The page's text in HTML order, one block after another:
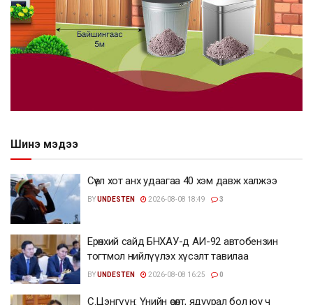
Шинэ мэдээ
Сөүл хот анх удаагаа 40 хэм давж халжээ
BYUNDESTEN 2026-08-08 18:49 3
Ерөнхий сайд БНХАУ-д АИ-92 автобензин
тогтмол нийлүүлэх хүсэлт тавилаа
BYUNDESTEN 2026-08-08 16:25 0
С.Цэнгүүн: Үнийн өсөлт, ядуурал бол юу ч